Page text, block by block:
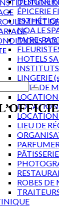
ÉPICERIE
NOA LE
FAIRE-
HOTELS
LINGERIE
LISTE DE
LOCATION
LIEU DE
ROBES DE